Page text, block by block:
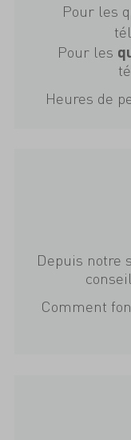
Pour les
Pour les
Heures de
Depuis notre
Comment